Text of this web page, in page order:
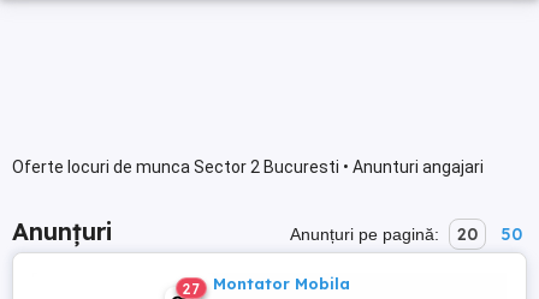
Oferte locuri de munca Sector 2 Bucuresti • Anunturi angajari
Anunțuri Anunțuri pe pagină: 20 50
27 Montator Mobila